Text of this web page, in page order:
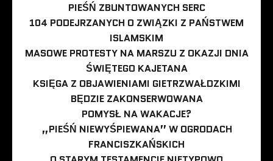
PIEŚŃ ZBUNTOWANYCH SERC
104 PODEJRZANYCH O ZWIĄZKI Z PAŃSTWEM
ISLAMSKIM
MASOWE PROTESTY NA MARSZU Z OKAZJI DNIA
ŚWIĘTEGO KAJETANA
KSIĘGA Z OBJAWIENIAMI GIETRZWAŁDZKIMI
BĘDZIE ZAKONSERWOWANA
POMYSŁ NA WAKACJE?
„PIEŚŃ NIEWYŚPIEWANA” W OGRODACH
FRANCISZKAŃSKICH